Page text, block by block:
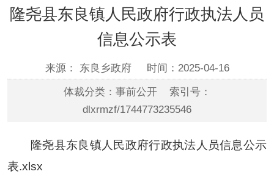
隆尧县东良镇人民政府行政执法人员
信息公示表
来源： 东良乡政府 时间：2025-04-16
体裁分类：事前公开 索引号：
dlxrmzf/1744773235546
隆尧县东良镇人民政府行政执法人员信息公示
表.xlsx